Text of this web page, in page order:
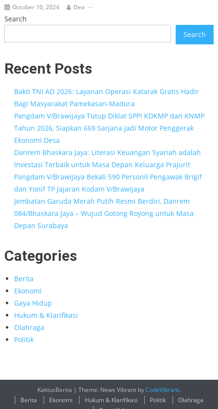
October 10, 2024 Dea
Search
Search
Recent Posts
Bakti TNI AD 2026: Layanan Operasi Katarak Gratis Hadir
Bagi Masyarakat Pamekasan-Madura
Pangdam V/Brawijaya Tutup Diklat SPPI KDKMP dan KNMP
Tahun 2026, Siapkan 669 Sarjana Jadi Motor Penggerak
Ekonomi Desa
Danrem Bhaskara Jaya: Literasi Keuangan Syariah adalah
Investasi Terbaik untuk Masa Depan Keluarga Prajurit
Pangdam V/Brawijaya Bekali 590 Personil Pengawak Brigif
dan Yonif TP Jajaran Kodam V/Brawijaya
Jembatan Garuda Merah Putih Resmi Berdiri, Danrem
084/Bhaskara Jaya – Wujud Gotong Royong untuk Masa
Depan Surabaya
Categories
Berita
Ekonomi
Gaya Hidup
Hukum & Klarifikasi
Olahraga
Politik
KaktusBerita | Theme: News Vibrant byCodeVibrant.
Berita
Ekonomi Hukum & Klarifikasi Politik
Olahraga